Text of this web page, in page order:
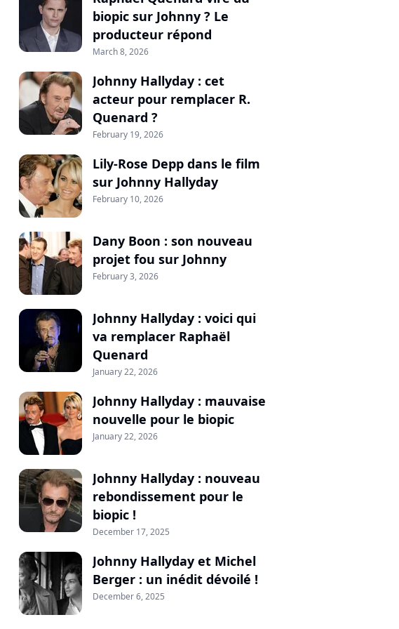
biopic sur Johnny ? Le
producteur répond
March 8, 2026
Johnny Hallyday : cet
acteur pour remplacer R.
Quenard ?
February 19, 2026
Lily-Rose Depp dans le film
sur Johnny Hallyday
February 10, 2026
Dany Boon : son nouveau
projet fou sur Johnny
February 3, 2026
Johnny Hallyday : voici qui
va remplacer Raphaël
Quenard
January 22, 2026
Johnny Hallyday : mauvaise
nouvelle pour le biopic
January 22, 2026
Johnny Hallyday : nouveau
rebondissement pour le
biopic !
December 17, 2025
Johnny Hallyday et Michel
Berger : un inédit dévoilé !
December 6, 2025